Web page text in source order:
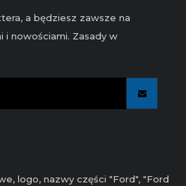
a będziesz zawsze na
i nowościami. Zasady w
logo, nazwy części "Ford", "Ford